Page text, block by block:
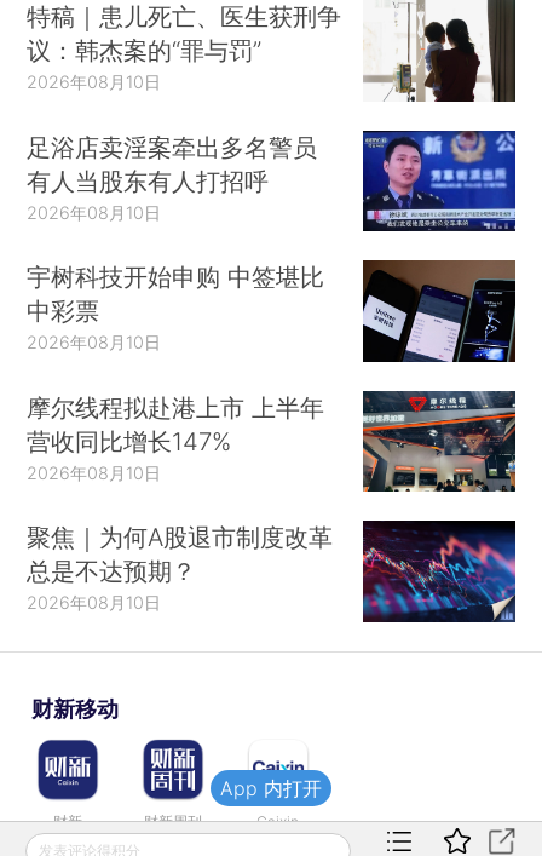
特稿｜患儿死亡、医生获刑争
议：韩杰案的“罪与罚”
2026年08月10日
足浴店卖淫案牵出多名警员
有人当股东有人打招呼
2026年08月10日
宇树科技开始申购 中签堪比
中彩票
2026年08月10日
摩尔线程拟赴港上市 上半年
营收同比增长147%
2026年08月10日
聚焦｜为何A股退市制度改革
总是不达预期？
2026年08月10日
财新移动
财新 财新周刊
Caixin
发表评论得积分
App 内打开